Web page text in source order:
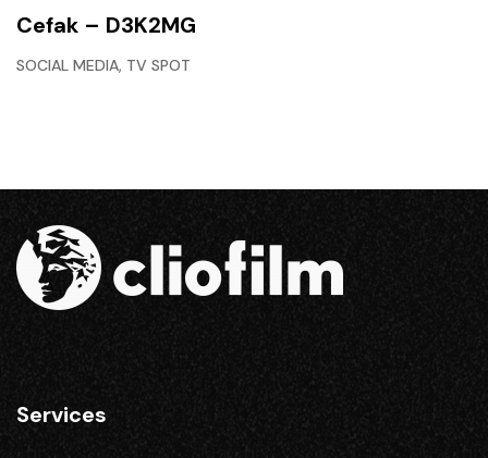
Cefak – D3K2MG
SOCIAL MEDIA, TV SPOT
Services